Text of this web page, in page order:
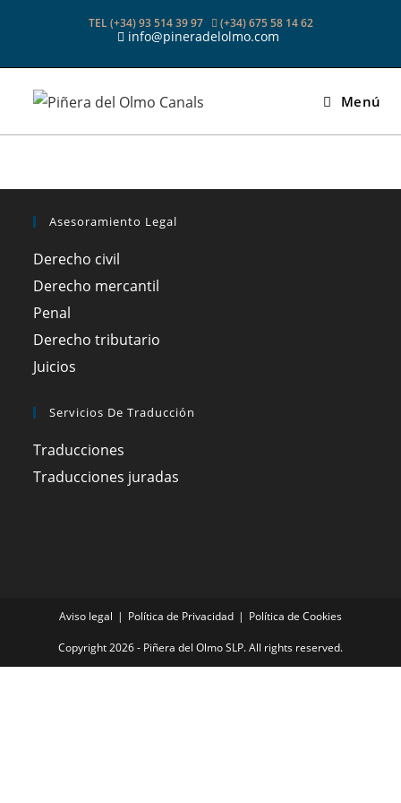
TEL (+34) 93 514 39 97 (+34) 675 58 14 62
info@pineradelolmo.com
Menú
Asesoramiento Legal
Derecho civil
Derecho mercantil
Penal
Derecho tributario
Juicios
Servicios De Traducción
Traducciones
Traducciones juradas
Aviso legal Política de Privacidad Política de Cookies
Copyright 2026 - Piñera del Olmo SLP. All rights reserved.